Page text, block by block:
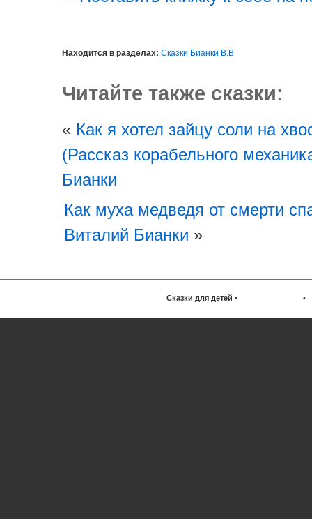
Находится в разделах: Сказки Бианки В.В
Читайте также сказки:
« Как я хотел зайцу соли на
(Рассказ корабельного
Бианки
Как муха медведя от смерти
Виталий Бианки »
Сказки для детей • •